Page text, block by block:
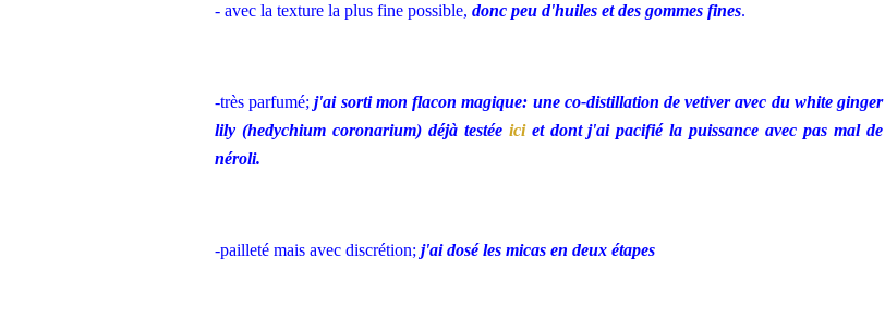
- avec la texture la plus fine possible, donc peu d'huiles et des gommes fines.
-très parfumé;j'ai sorti mon flacon magique: une co-distillation de vetiver avec du white ginger
lily (hedychium coronarium) déjà testée iciet dont j'ai pacifié la puissance avec pas mal de
néroli.
-pailleté mais avec discrétion; j'ai dosé les micas en deux étapes